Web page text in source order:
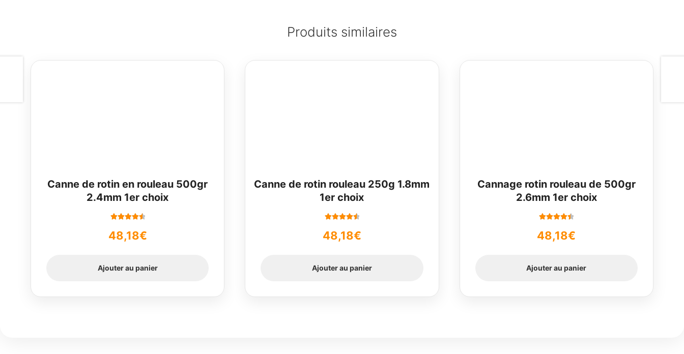
Produits similaires
Canne de rotin en rouleau 500gr
2.4mm 1er choix
sur 5
48,18€
Ajouter au panier
Canne de rotin rouleau 250g 1.8mm
1er choix
sur 5
48,18€
Ajouter au panier
Cannage rotin rouleau de 500gr
2.6mm 1er choix
sur 5
48,18€
Ajouter au panier